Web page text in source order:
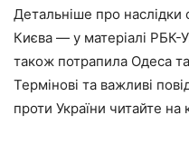
Детальніше про наслідки
Києва — у матеріалі РБК-
також потрапила Одеса
Термінові та важливі
проти України читайте на